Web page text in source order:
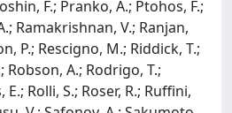
F.; Pranko, A.; Ptohos, F.;
Ramakrishnan, V.; Ranjan,
P.; Rescigno, M.; Riddick, T.;
Robson, A.; Rodrigo, T.;
Rolli, S.; Roser, R.; Ruffini,